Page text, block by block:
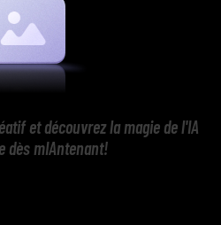
et découvrez la magie de l'IA
dès mIAntenant!